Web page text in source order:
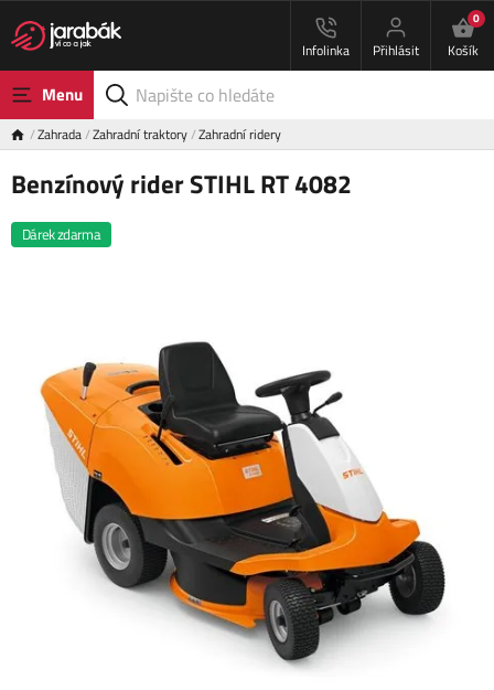
Infolinka Přihlásit
0
Košík
Menu
Zahrada Zahradní traktory Zahradní ridery
Benzínový rider STIHL RT 4082
Dárek zdarma